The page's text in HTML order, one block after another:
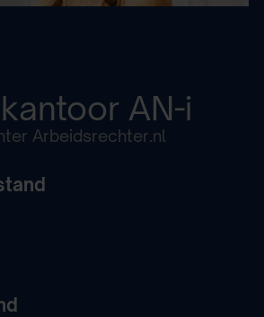
AN-i
Arbeidsrechter.nl